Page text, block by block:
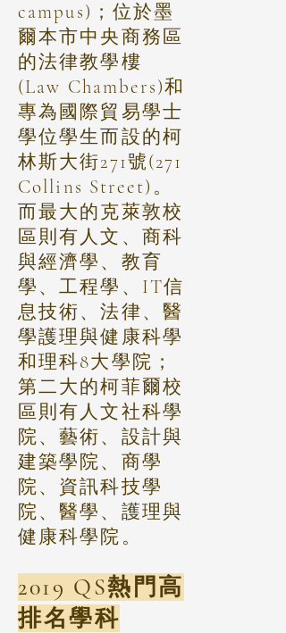
campus)；位於墨
爾本市中央商務區
的法律教學樓
(Law Chambers)和
專為國際貿易學士
學位學生而設的柯
林斯大街271號(271
Collins Street)。
而最大的克萊敦校
區則有人文、商科
與經濟學、教育
學、工程學、IT信
息技術、法律、醫
學護理與健康科學
和理科8大學院；
第二大的柯菲爾校
區則有人文社科學
院、藝術、設計與
建築學院、商學
院、資訊科技學
院、醫學、護理與
健康科學院。
2019 QS熱門高
排名學科